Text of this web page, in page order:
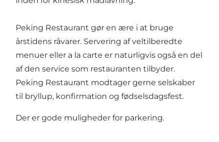
Peking Restaurant gør en ære i at bruge
årstidens råvarer. Servering af veltilberedte
menuer eller a la carte er naturligvis også en del
af den service som restauranten tilbyder.
Peking Restaurant modtager gerne selskaber
til bryllup, konfirmation og fødselsdagsfest.
Der er gode muligheder for parkering.